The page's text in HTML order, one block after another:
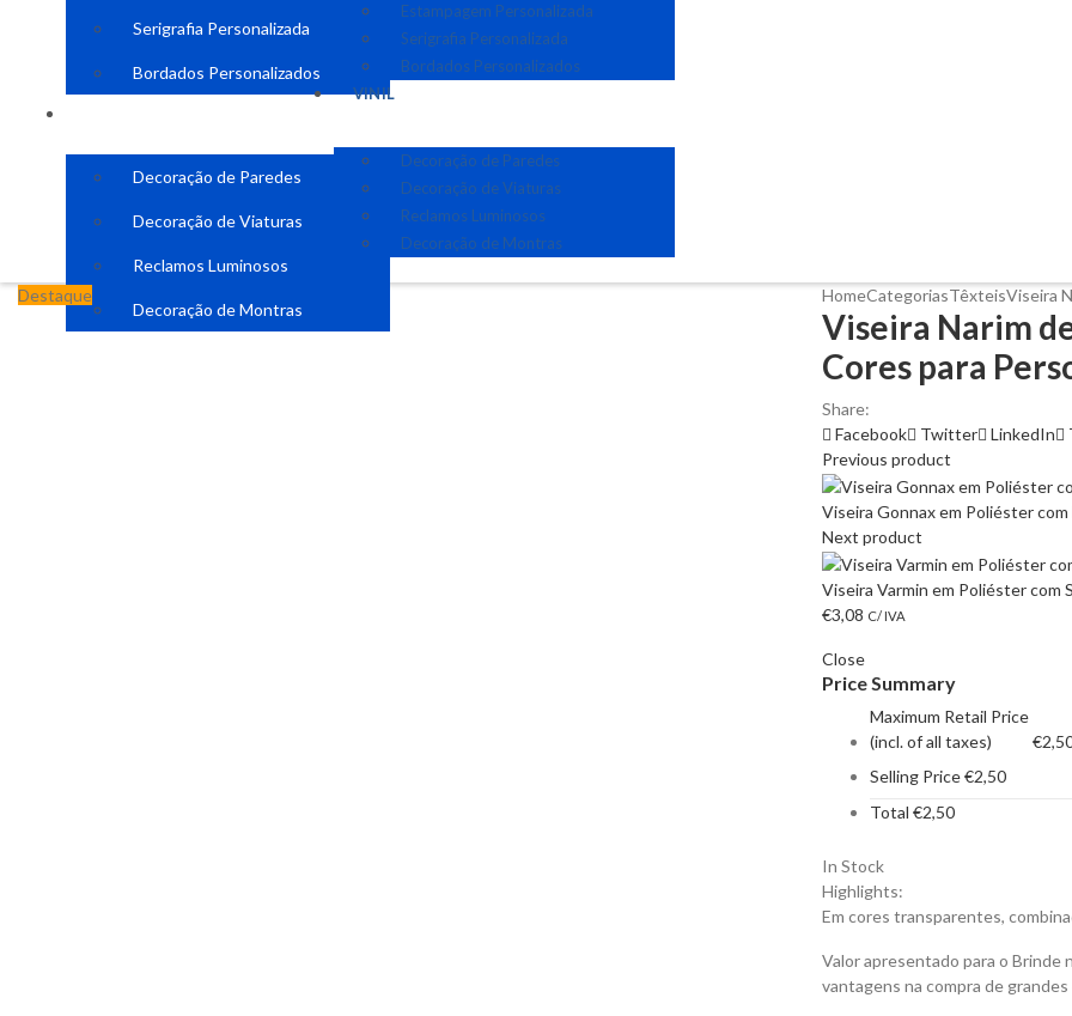
Serigrafia Personalizada
Bordados Personalizados
Decoração de Paredes
Decoração de Viaturas
Reclamos Luminosos
Decoração de Montras
Estampagem Personalizada
Serigrafia Personalizada
Bordados Personalizados
VINIL
Decoração de Paredes
Decoração de Viaturas
Reclamos Luminosos
Decoração de Montras
Destaque HomeCategoriasTêxteisViseira
Viseira Narim
Cores para
Share:
Facebook
Twitter LinkedIn
Previous product
Viseira Gonnax em Poliéster
Next product
Viseira Varmin em Poliéster com
€3,08 C/ IVA
Close
Price Summary
Maximum Retail Price
(incl. of all taxes)
€
Selling Price€2,50
Total €2,50
In Stock
Highlights:
Em cores transparentes,
Valor apresentado para o Brinde
vantagens na compra de